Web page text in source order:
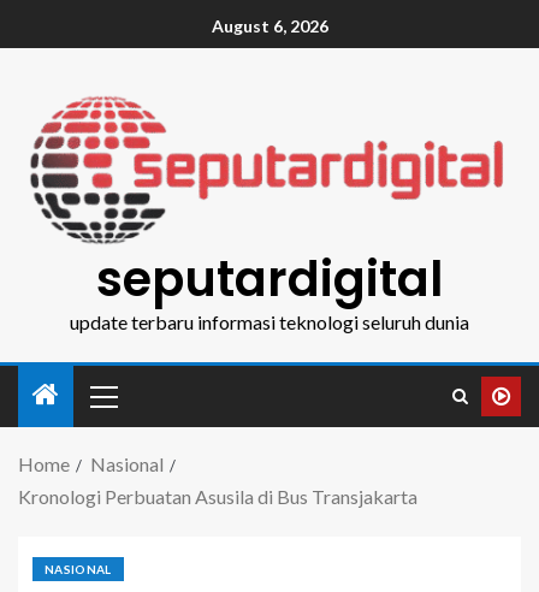
August 6, 2026
seputardigital
update terbaru informasi teknologi seluruh dunia
Home
Nasional
Kronologi Perbuatan Asusila di Bus Transjakarta
NASIONAL